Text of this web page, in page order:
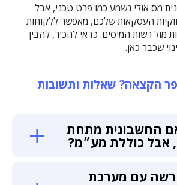
מס אולי נשמע כמו פרט טכני, אבל
העסקאות שלכם, מאפשר ללקוחות
מול רשות המיסים. כדאי להכיר, להבין
שכבר כאן.
הקצאה? שאלות ותשובות
החשבונית מתחת
אבל כוללת מע״מ?
עם מערכת